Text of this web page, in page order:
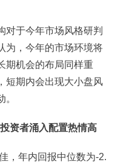
对于今年市场风格研判
为，今年的市场环境将
期机会的布局同样重
短期内会出现大小盘风
资者涌入配置热情高
，年内回报中位数为-2.